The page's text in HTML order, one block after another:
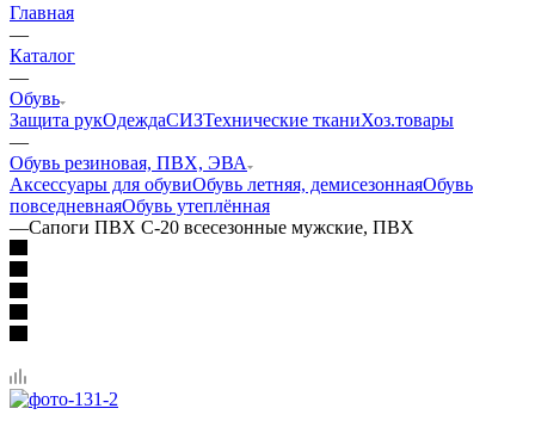
Главная
—
Каталог
—
Обувь
Защита рукОдеждаСИЗТехнические тканиХоз.товары
—
Обувь резиновая, ПВХ, ЭВА
Аксессуары для обувиОбувь летняя, демисезоннаяОбувь
повседневнаяОбувь утеплённая
—Сапоги ПВХ С-20 всесезонные мужские, ПВХ